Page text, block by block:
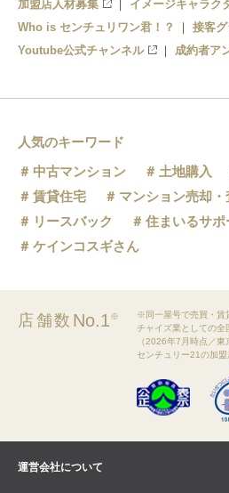
加盟店人材募集
イメージキャラク
Who is センチュリワン君！？
接客グ
Youtube公式チャンネル
成約者ア
人気のキーワード
中古マンション
土地購入
賃貸住宅
マンション売却・
リースバック
住まいるサポ
ケインコスギさん
店舗数 No.1※
※同一屋号で売買・賃
チャイズ業としての全
（2026年7月時点／東
センチュリー21の加盟
運営会社について